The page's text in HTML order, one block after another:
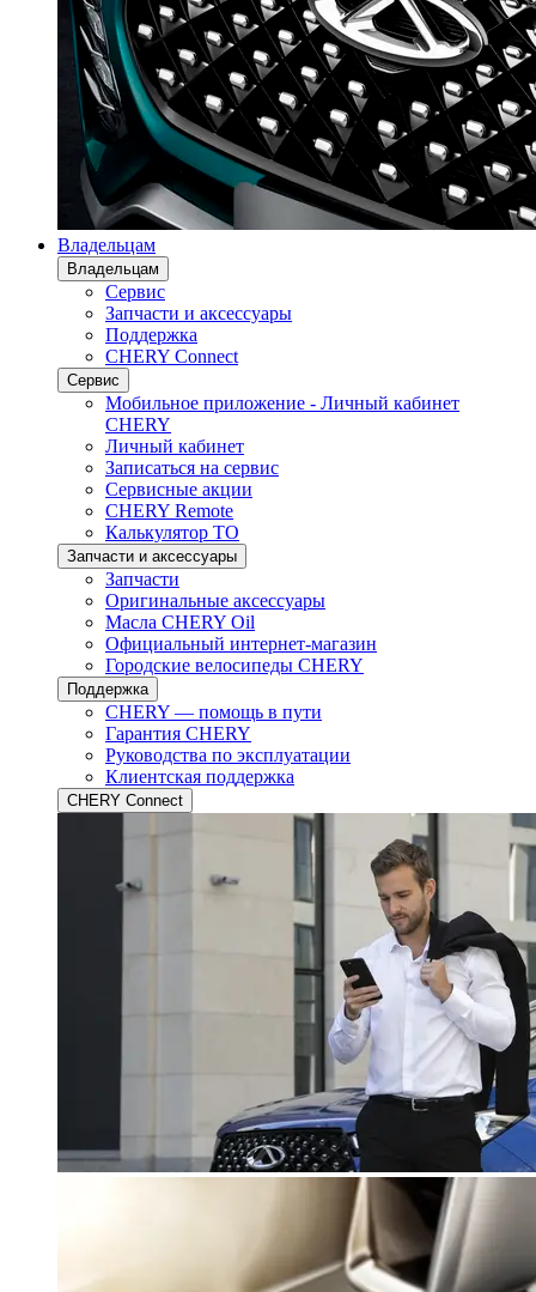
Владельцам
Владельцам
Сервис
Запчасти и аксессуары
Поддержка
CHERY Connect
Сервис
Мобильное приложение - Личный кабинет
CHERY
Личный кабинет
Записаться на сервис
Сервисные акции
CHERY Remote
Калькулятор ТО
Запчасти и аксессуары
Запчасти
Оригинальные аксессуары
Масла CHERY Oil
Официальный интернет-магазин
Городские велосипеды CHERY
Поддержка
CHERY — помощь в пути
Гарантия CHERY
Руководства по эксплуатации
Клиентская поддержка
CHERY Connect